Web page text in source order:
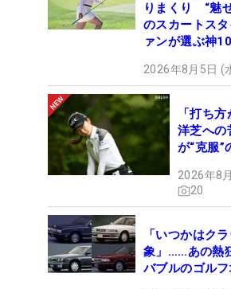
りまくり “魅
のスカートス
ァンが選ぶ神10
2026年8月5日 (
「打ち
洋芝へ
が“克服”
2026年8
20
「いつかはク
象」……あの熱
バブルのゴル